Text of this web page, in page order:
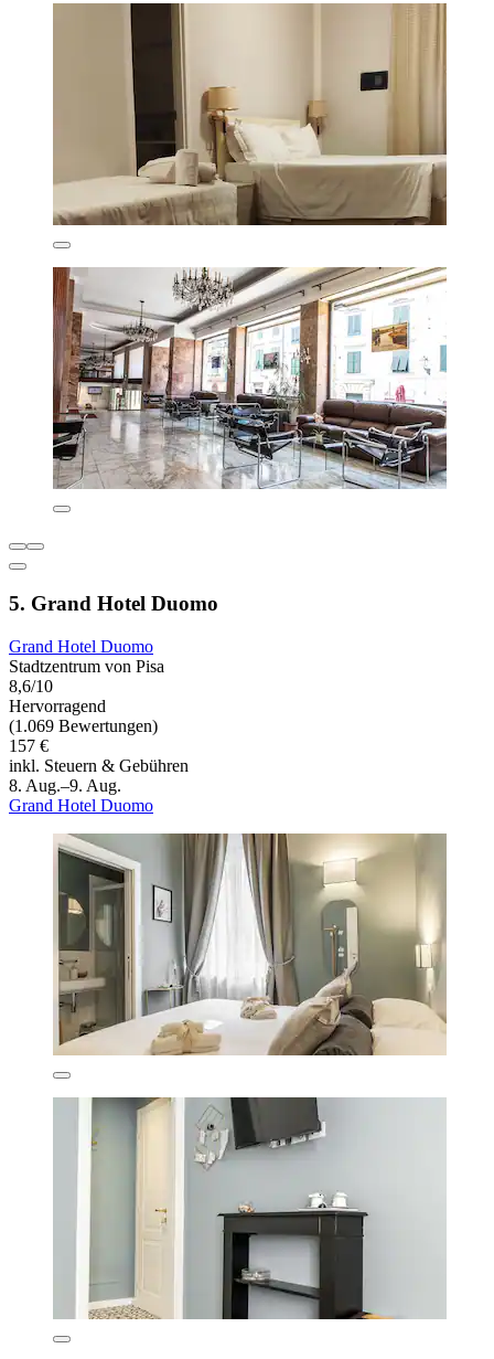
5. Grand Hotel Duomo
Grand Hotel Duomo
Stadtzentrum von Pisa
8,6/10
Hervorragend
(1.069 Bewertungen)
157 €
inkl. Steuern & Gebühren
8. Aug.–9. Aug.
Grand Hotel Duomo